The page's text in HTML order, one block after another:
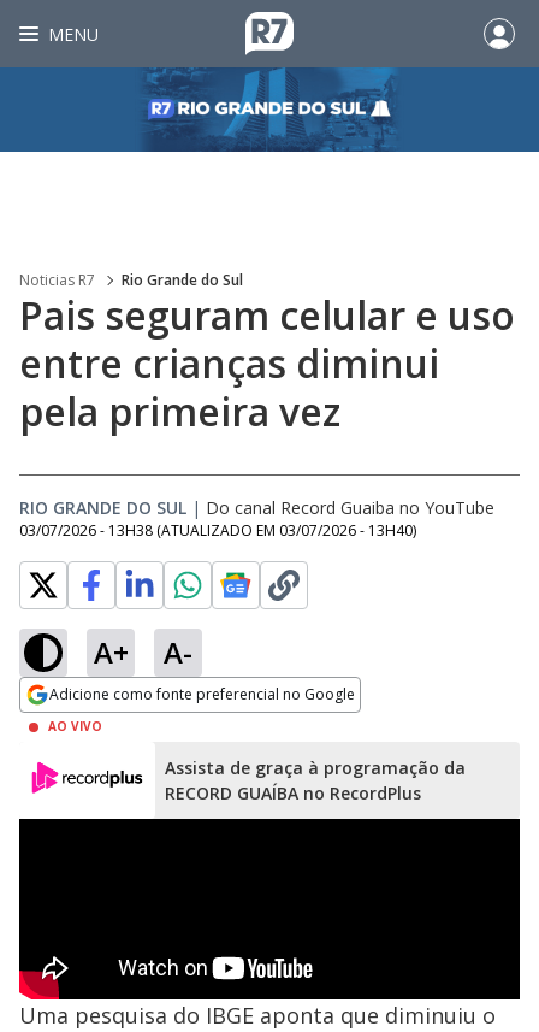
MENU
Noticias R7 Rio Grande do Sul
Pais seguram celular e uso
entre crianças diminui
pela primeira vez
RIO GRANDE DO SUL | Do canal Record Guaiba no YouTube
03/07/2026 - 13H38 (ATUALIZADO EM 03/07/2026 - 13H40)
A+ A-
Adicione como fonte preferencial no Google
Opens in new window
AO VIVO
Assista de graça à programação da
RECORD GUAÍBA no RecordPlus
Uma pesquisa do IBGE aponta que diminuiu o